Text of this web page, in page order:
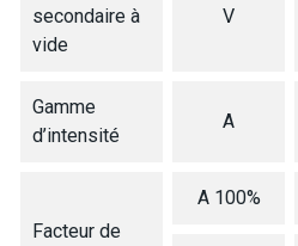
secondaire à
vide
V
Gamme
d’intensité
A
Facteur de
A 100%